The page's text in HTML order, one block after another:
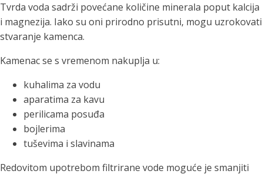
Tvrda voda sadrži povećane količine minerala poput kalcija
i magnezija. Iako su oni prirodno prisutni, mogu uzrokovati
stvaranje kamenca.
Kamenac se s vremenom nakuplja u:
kuhalima za vodu
aparatima za kavu
perilicama posuđa
bojlerima
tuševima i slavinama
Redovitom upotrebom filtrirane vode moguće je smanjiti